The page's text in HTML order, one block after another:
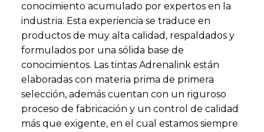
conocimiento acumulado por expertos en la
industria. Esta experiencia se traduce en
productos de muy alta calidad, respaldados y
formulados por una sólida base de
conocimientos. Las tintas Adrenalink están
elaboradas con materia prima de primera
selección, además cuentan con un riguroso
proceso de fabricación y un control de calidad
más que exigente, en el cual estamos siempre